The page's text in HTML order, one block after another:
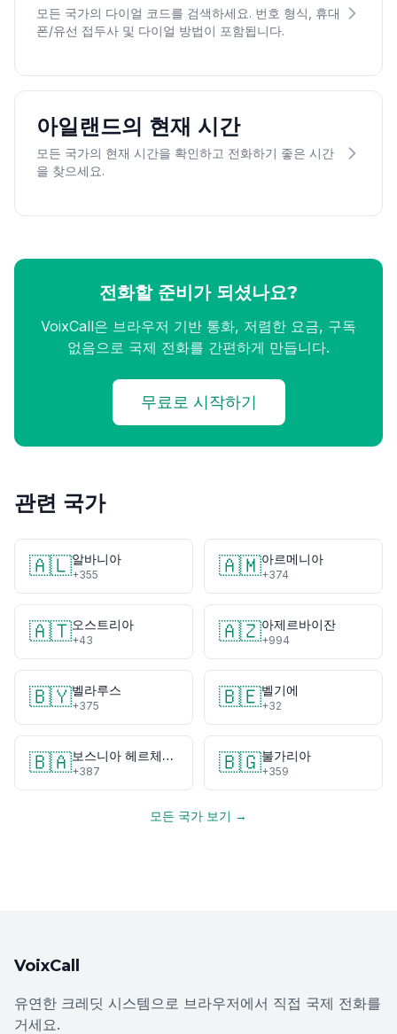
모든 국가의 다이얼 코드를 검색하세요. 번호 형식, 휴대
폰/유선 접두사 및 다이얼 방법이 포함됩니다.
아일랜드의 현재 시간
모든 국가의 현재 시간을 확인하고 전화하기 좋은 시간
을 찾으세요.
전화할 준비가 되셨나요?
VoixCall은 브라우저 기반 통화, 저렴한 요금, 구독
없음으로 국제 전화를 간편하게 만듭니다.
무료로 시작하기
관련 국가
🇦🇱알바니아
+355 🇦🇲아르메니아
+374
🇦🇹오스트리아
+43 🇦🇿아제르바이잔
+994
🇧🇾벨라루스
+375 🇧🇪벨기에
+32
🇧🇦 보스니아 헤르체고비나
+387 🇧🇬불가리아
+359
모든 국가 보기 →
VoixCall
유연한 크레딧 시스템으로 브라우저에서 직접 국제 전화를
거세요.